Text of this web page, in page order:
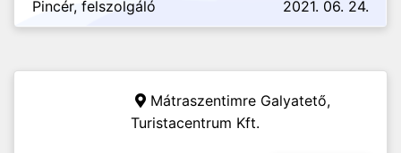
Pincér, felszolgáló 2021. 06. 24.
Mátraszentimre Galyatető,
Turistacentrum Kft.